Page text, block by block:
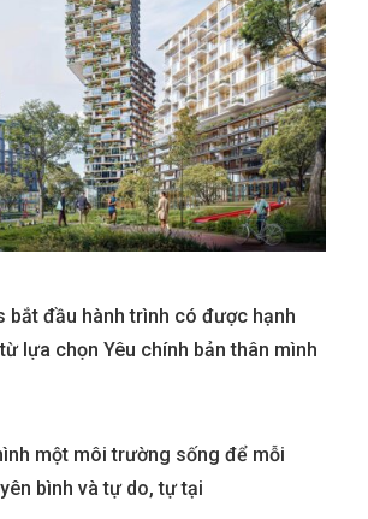
bắt đầu hành trình có được hạnh
lựa chọn Yêu chính bản thân mình
một môi trường sống để mỗi
bình và tự do, tự tại